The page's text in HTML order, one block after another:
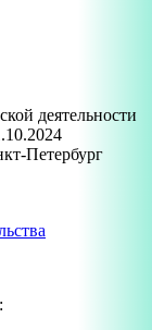
деятельности
Петербург